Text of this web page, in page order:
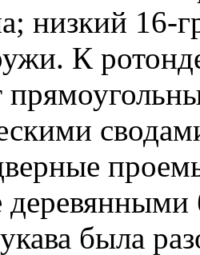
низкий
К
была